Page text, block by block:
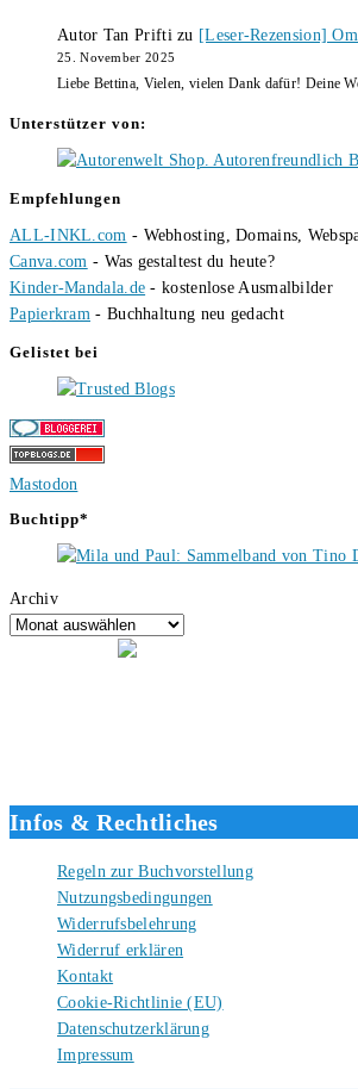
Autor Tan Prifti zu [Leser-Rezension]
25. November 2025
Liebe Bettina, Vielen, vielen Dank dafür! Deine
Unterstützer von:
Empfehlungen
ALL-INKL.com - Webhosting, Domains,
Canva.com - Was gestaltest du heute?
Kinder-Mandala.de - kostenlose Ausmalbilder
Papierkram - Buchhaltung neu gedacht
Gelistet bei
Mastodon
Buchtipp*
Archiv
Infos & Rechtliches
Regeln zur Buchvorstellung
Nutzungsbedingungen
Widerrufsbelehrung
Widerruf erklären
Kontakt
Cookie-Richtlinie (EU)
Datenschutzerklärung
Impressum